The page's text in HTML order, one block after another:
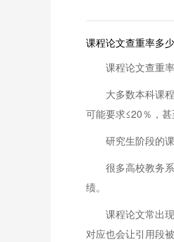
课程论文查重率多
课程论文查重
大多数本科课
可能要求≤20％，
研究生阶段的
很多高校教务
绩。
课程论文常出
对应也会让引用段